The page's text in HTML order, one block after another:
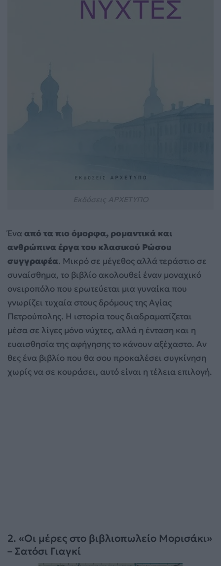
Ένααπό τα πιο όμορφα, ρομαντικά και
ανθρώπινα έργα του κλασικού Ρώσου
συγγραφέα. Μικρό σε μέγεθος αλλά τεράστιο σε
συναίσθημα, το βιβλίο ακολουθεί έναν μοναχικό
ονειροπόλο που ερωτεύεται μια γυναίκα που
γνωρίζει τυχαία στους δρόμους της Αγίας
Πετρούπολης. Η ιστορία τους διαδραματίζεται
μέσα σε λίγες μόνο νύχτες, αλλά η ένταση και η
ευαισθησία της αφήγησης το κάνουν αξέχαστο. Αν
θες ένα βιβλίο που θα σου προκαλέσει συγκίνηση
χωρίς να σε κουράσει, αυτό είναι η τέλεια επιλογή.
2. «Οι μέρες στο βιβλιοπωλείο Μορισάκι»
– Σατόσι Γιαγκί